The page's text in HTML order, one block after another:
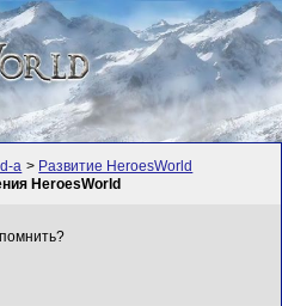
а > Развитие HeroesWorld
HeroesWorld